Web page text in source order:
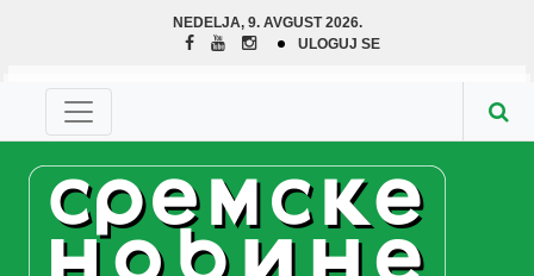
NEDELJA, 9. AVGUST 2026.
ULOGUJ SE